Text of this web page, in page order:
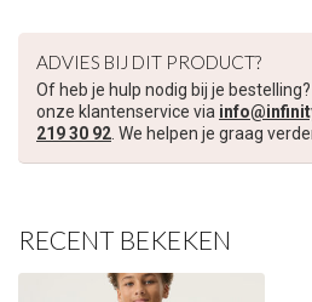
ADVIES BIJ DIT PRODUCT?
Of heb je hulp nodig bij je
onze klantenservice via
219 30 92. We helpen je graag
RECENT BEKEKEN
volgende
Je korting is geldig bij een minimale